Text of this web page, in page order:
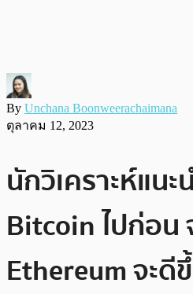
By Unchana Boonweerachaimana
ตุลาคม 12, 2023
นักวิเคราะห์แน
Bitcoin ไปก่อน
Ethereum จะดี